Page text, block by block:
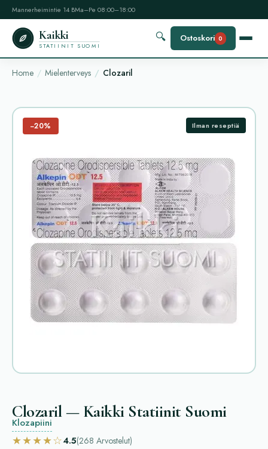
Mannerheimintie 14 BMa–Pe 08:00–18:00
Kaikki
STATIINIT SUOMI
🔍 Ostoskori 0
Home Mielenterveys Clozaril
−20% Ilman reseptiä
Clozaril — Kaikki Statiinit Suomi
Klozapiini
★★★★☆4.5(268 Arvostelut)